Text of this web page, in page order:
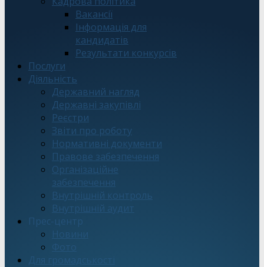
Вакансії
Інформація для
кандидатів
Результати конкурсів
Послуги
Діяльність
Державний нагляд
Державні закупівлі
Реєстри
Звіти про роботу
Нормативні документи
Правове забезпечення
Організаційне
забезпечення
Внутрішній контроль
Внутрішній аудит
Прес-центр
Новини
Фото
Для громадськості